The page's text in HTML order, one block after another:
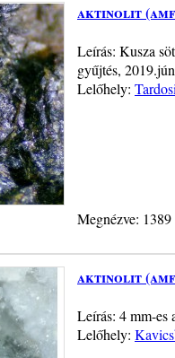
aktinolit
Leírás: Kusza
gyűjtés,
Lelőhely:
Megnézve:
aktinolit
Leírás: 4 mm-es
Lelőhely: